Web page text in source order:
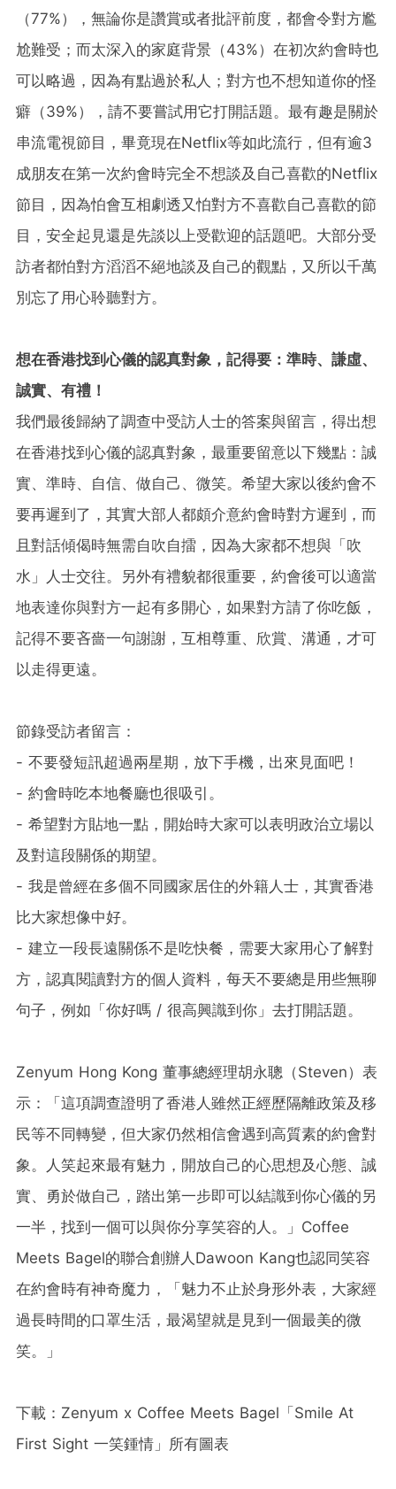
（77%），無論你是讚賞或者批評前度，都會令對方尷
尬難受；而太深入的家庭背景（43%）在初次約會時也
可以略過，因為有點過於私人；對方也不想知道你的怪
癖（39%），請不要嘗試用它打開話題。最有趣是關於
串流電視節目，畢竟現在Netflix等如此流行，但有逾3
成朋友在第一次約會時完全不想談及自己喜歡的Netflix
節目，因為怕會互相劇透又怕對方不喜歡自己喜歡的節
目，安全起見還是先談以上受歡迎的話題吧。大部分受
訪者都怕對方滔滔不絕地談及自己的觀點，又所以千萬
別忘了用心聆聽對方。
想在香港找到心儀的認真對象，記得要：準時、謙虛、
誠實、有禮！
我們最後歸納了調查中受訪人士的答案與留言，得出想
在香港找到心儀的認真對象，最重要留意以下幾點：誠
實、準時、自信、做自己、微笑。希望大家以後約會不
要再遲到了，其實大部人都頗介意約會時對方遲到，而
且對話傾偈時無需自吹自擂，因為大家都不想與「吹
水」人士交往。另外有禮貌都很重要，約會後可以適當
地表達你與對方一起有多開心，如果對方請了你吃飯，
記得不要吝嗇一句謝謝，互相尊重、欣賞、溝通，才可
以走得更遠。
節錄受訪者留言：
- 不要發短訊超過兩星期，放下手機，出來見面吧！
- 約會時吃本地餐廳也很吸引。
- 希望對方貼地一點，開始時大家可以表明政治立場以
及對這段關係的期望。
- 我是曾經在多個不同國家居住的外籍人士，其實香港
比大家想像中好。
- 建立一段長遠關係不是吃快餐，需要大家用心了解對
方，認真閱讀對方的個人資料，每天不要總是用些無聊
句子，例如「你好嗎 / 很高興識到你」去打開話題。
Zenyum Hong Kong 董事總經理胡永聰（Steven）表
示：「這項調查證明了香港人雖然正經歷隔離政策及移
民等不同轉變，但大家仍然相信會遇到高質素的約會對
象。人笑起來最有魅力，開放自己的心思想及心態、誠
實、勇於做自己，踏出第一步即可以結識到你心儀的另
一半，找到一個可以與你分享笑容的人。」Coffee
Meets Bagel的聯合創辦人Dawoon Kang也認同笑容
在約會時有神奇魔力，「魅力不止於身形外表，大家經
過長時間的口罩生活，最渴望就是見到一個最美的微
笑。」
下載：Zenyum x Coffee Meets Bagel「Smile At
First Sight 一笑鍾情」所有圖表